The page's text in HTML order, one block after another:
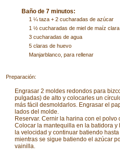
Baño de 7 minutos:
1 ¼ taza + 2 cucharadas de azúcar
1 ½ cucharadas de miel de maíz clara
3 cucharadas de agua
5 claras de huevo
Manjarblanco, para rellenar
Preparación:
Engrasar 2 moldes redondos para
pulgadas) de alto y colocarles un
más fácil desmoldarlos. Engrasar el
lados del molde.
Reservar. Cernir la harina con el
Colocar la mantequilla en la batidora
la velocidad y continuar batiendo
mientras se sigue batiendo el azúcar
vainilla.